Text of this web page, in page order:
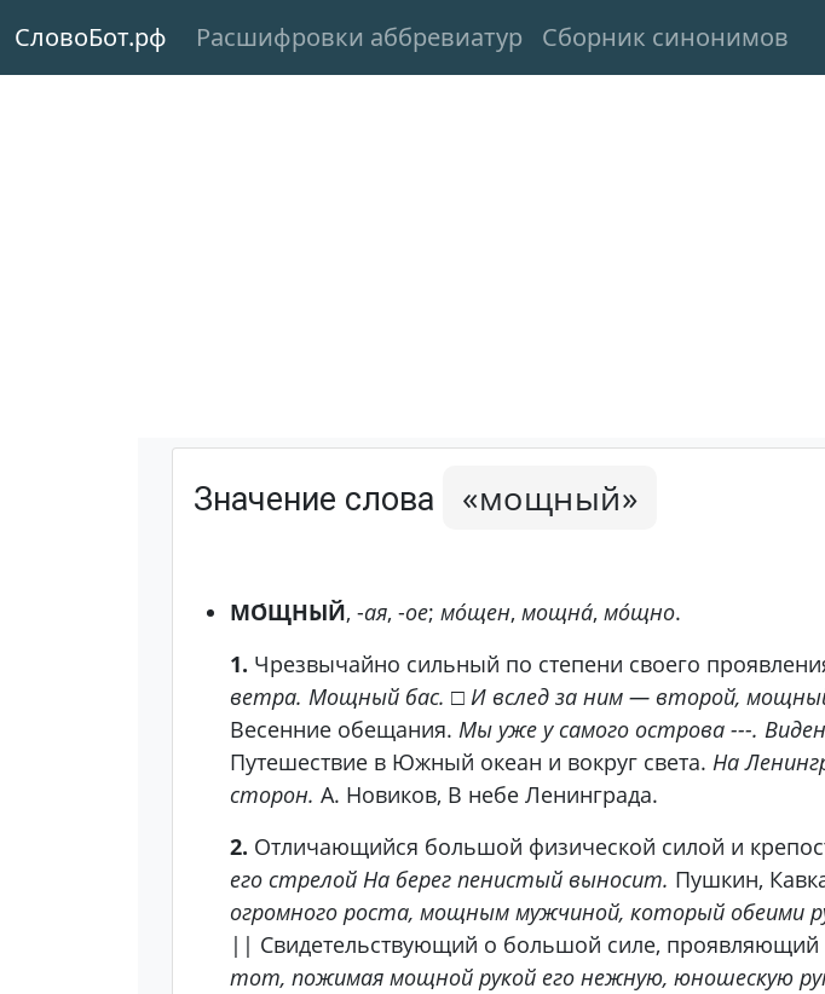
СловоБот.рф Расшифровки аббревиатур Сборник синонимов
Значение слова «мощный»
МО́ЩНЫЙ, -ая, -ое; мо́щен, мощна́, мо́щно.
1. Чрезвычайно сильный по степени своего
ветра. Мощный бас. □ И вслед за ним — второй,
Весенние обещания. Мы уже у самого острова ---.
Путешествие в Южный океан и вокруг света. На
сторон. А. Новиков, В небе Ленинграда.
2. Отличающийся большой физической силой и
его стрелой На берег пенистый выносит. Пушкин,
огромного роста, мощным мужчиной, который обеими
|| Свидетельствующий о большой силе, проявляющий
тот, пожимая мощной рукой его нежную, юношескую